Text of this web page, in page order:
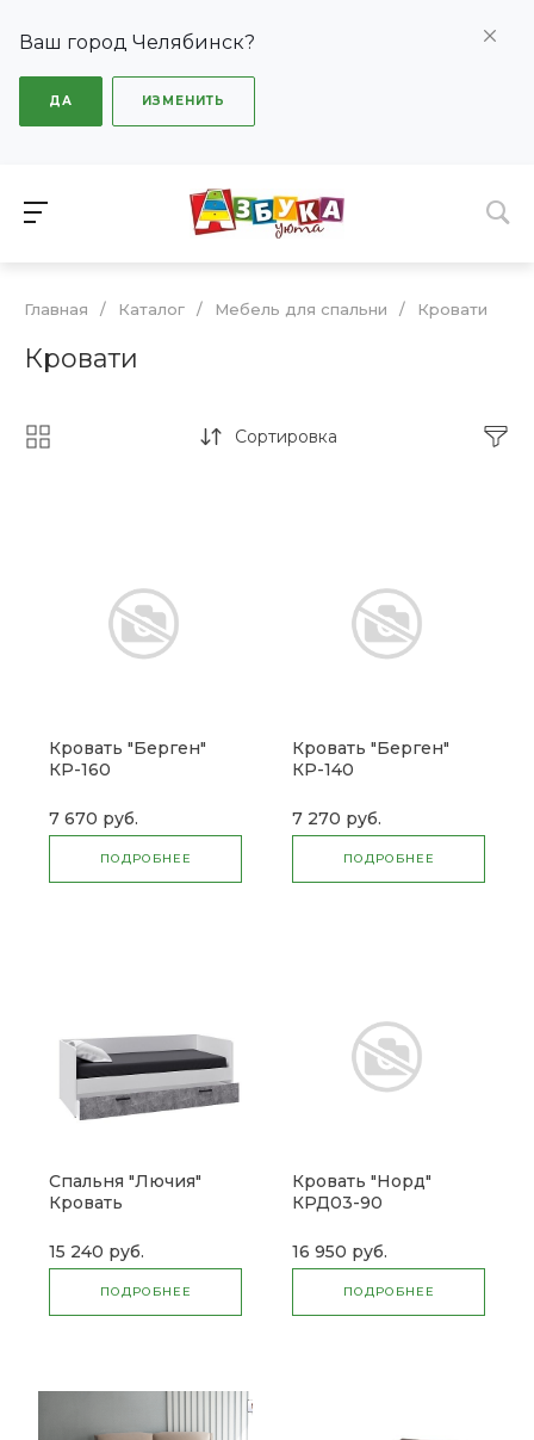
Ваш город Челябинск?
ДА ИЗМЕНИТЬ
Главная / Каталог / Мебель для спальни / Кровати
Кровати
Сортировка
Кровать "Берген"
КР-160
7 670 руб.
ПОДРОБНЕЕ
Кровать "Берген"
КР-140
7 270 руб.
ПОДРОБНЕЕ
Спальня "Лючия"
Кровать
(Микон)
15 240 руб.
ПОДРОБНЕЕ
Кровать "Норд"
КРД03-90
16 950 руб.
ПОДРОБНЕЕ